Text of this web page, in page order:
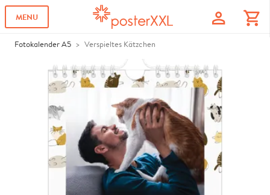
MENU profile shopping_cart
Fotokalender A5 Verspieltes Kätzchen